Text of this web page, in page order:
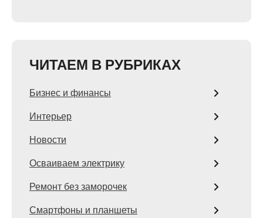
ЧИТАЕМ В РУБРИКАХ
Бизнес и финансы
Интерьер
Новости
Осваиваем электрику
Ремонт без заморочек
Смартфоны и планшеты